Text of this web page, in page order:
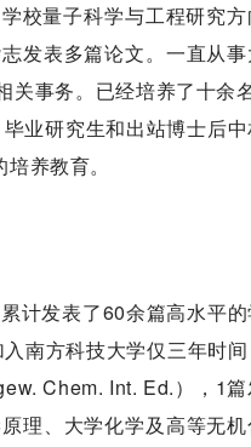
校量子科学与工程研究
发表多篇论文。一直从
关事务。已经培养了十余
业研究生和出站博士后
养教育。
计发表了60余篇高水平的
南方科技大学仅三年时
Chem. Int. Ed.），1
理、大学化学及高等无